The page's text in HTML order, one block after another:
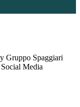
Gruppo Spaggiari
Media